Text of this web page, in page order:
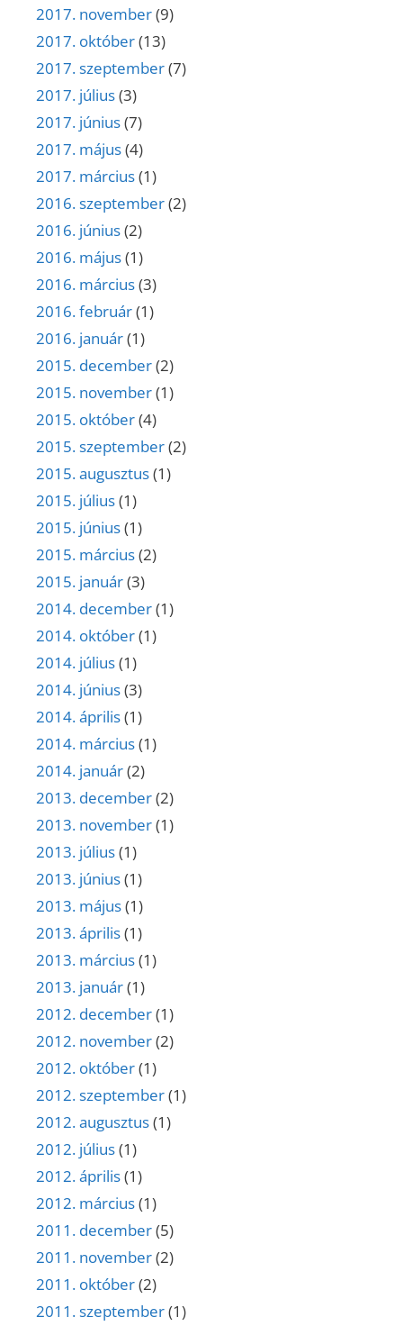
2017. november(9)
2017. október(13)
2017. szeptember(7)
2017. július(3)
2017. június(7)
2017. május(4)
2017. március(1)
2016. szeptember(2)
2016. június(2)
2016. május(1)
2016. március(3)
2016. február(1)
2016. január(1)
2015. december(2)
2015. november(1)
2015. október(4)
2015. szeptember(2)
2015. augusztus(1)
2015. július(1)
2015. június(1)
2015. március(2)
2015. január(3)
2014. december(1)
2014. október(1)
2014. július(1)
2014. június(3)
2014. április(1)
2014. március(1)
2014. január(2)
2013. december(2)
2013. november(1)
2013. július(1)
2013. június(1)
2013. május(1)
2013. április(1)
2013. március(1)
2013. január(1)
2012. december(1)
2012. november(2)
2012. október(1)
2012. szeptember(1)
2012. augusztus(1)
2012. július(1)
2012. április(1)
2012. március(1)
2011. december(5)
2011. november(2)
2011. október(2)
2011. szeptember(1)